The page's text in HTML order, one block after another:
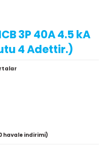
3P 40A 4.5 kA
4 Adettir.)
havale indirimi)